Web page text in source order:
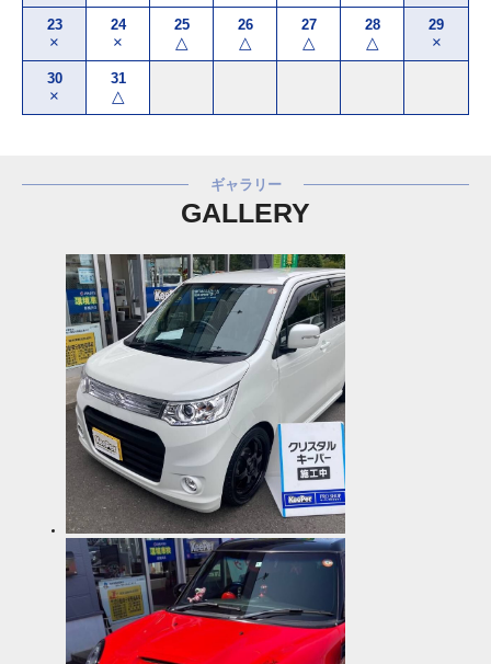
23
×
24
×
25
△
26
△
27
△
28
△
29
×
30
×
31
△
ギャラリー
GALLERY